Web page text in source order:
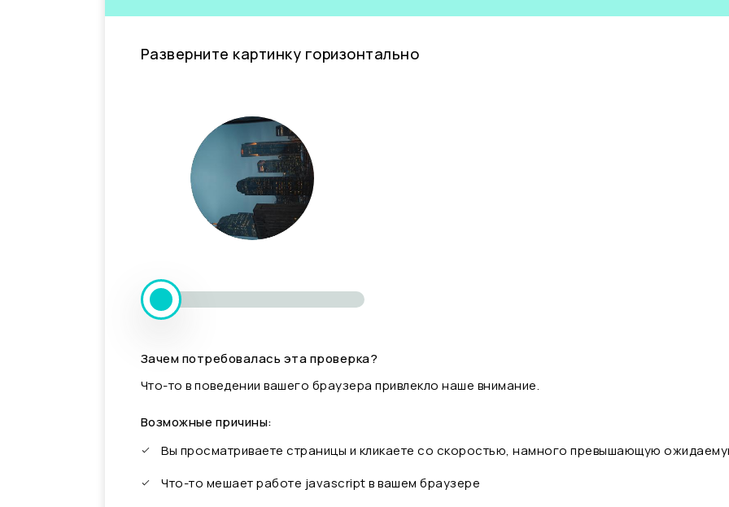
Разверните картинку горизонтально
Зачем потребовалась эта проверка?
Что-то в поведении вашего браузера привлекло наше внимание.
Возможные причины:
Вы просматриваете страницы и кликаете со скоростью, намного превышающую
Что-то мешает работе javascript в вашем браузере